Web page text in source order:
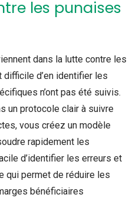
les punaises
dans la lutte contre les
d’en identifier les
n’ont pas été suivis.
un protocole clair à suivre
vous créez un modèle
rapidement les
d’identifier les erreurs et
qui permet de réduire les
bénéficiaires